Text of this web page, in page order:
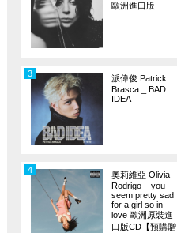
歐洲進口版
派偉俊 Patrick
Brasca _ BAD
IDEA
3
奧莉維亞 Olivia
Rodrigo _ you
seem pretty sad
for a girl so in
love 歐洲原裝進
口版CD【預購贈
4